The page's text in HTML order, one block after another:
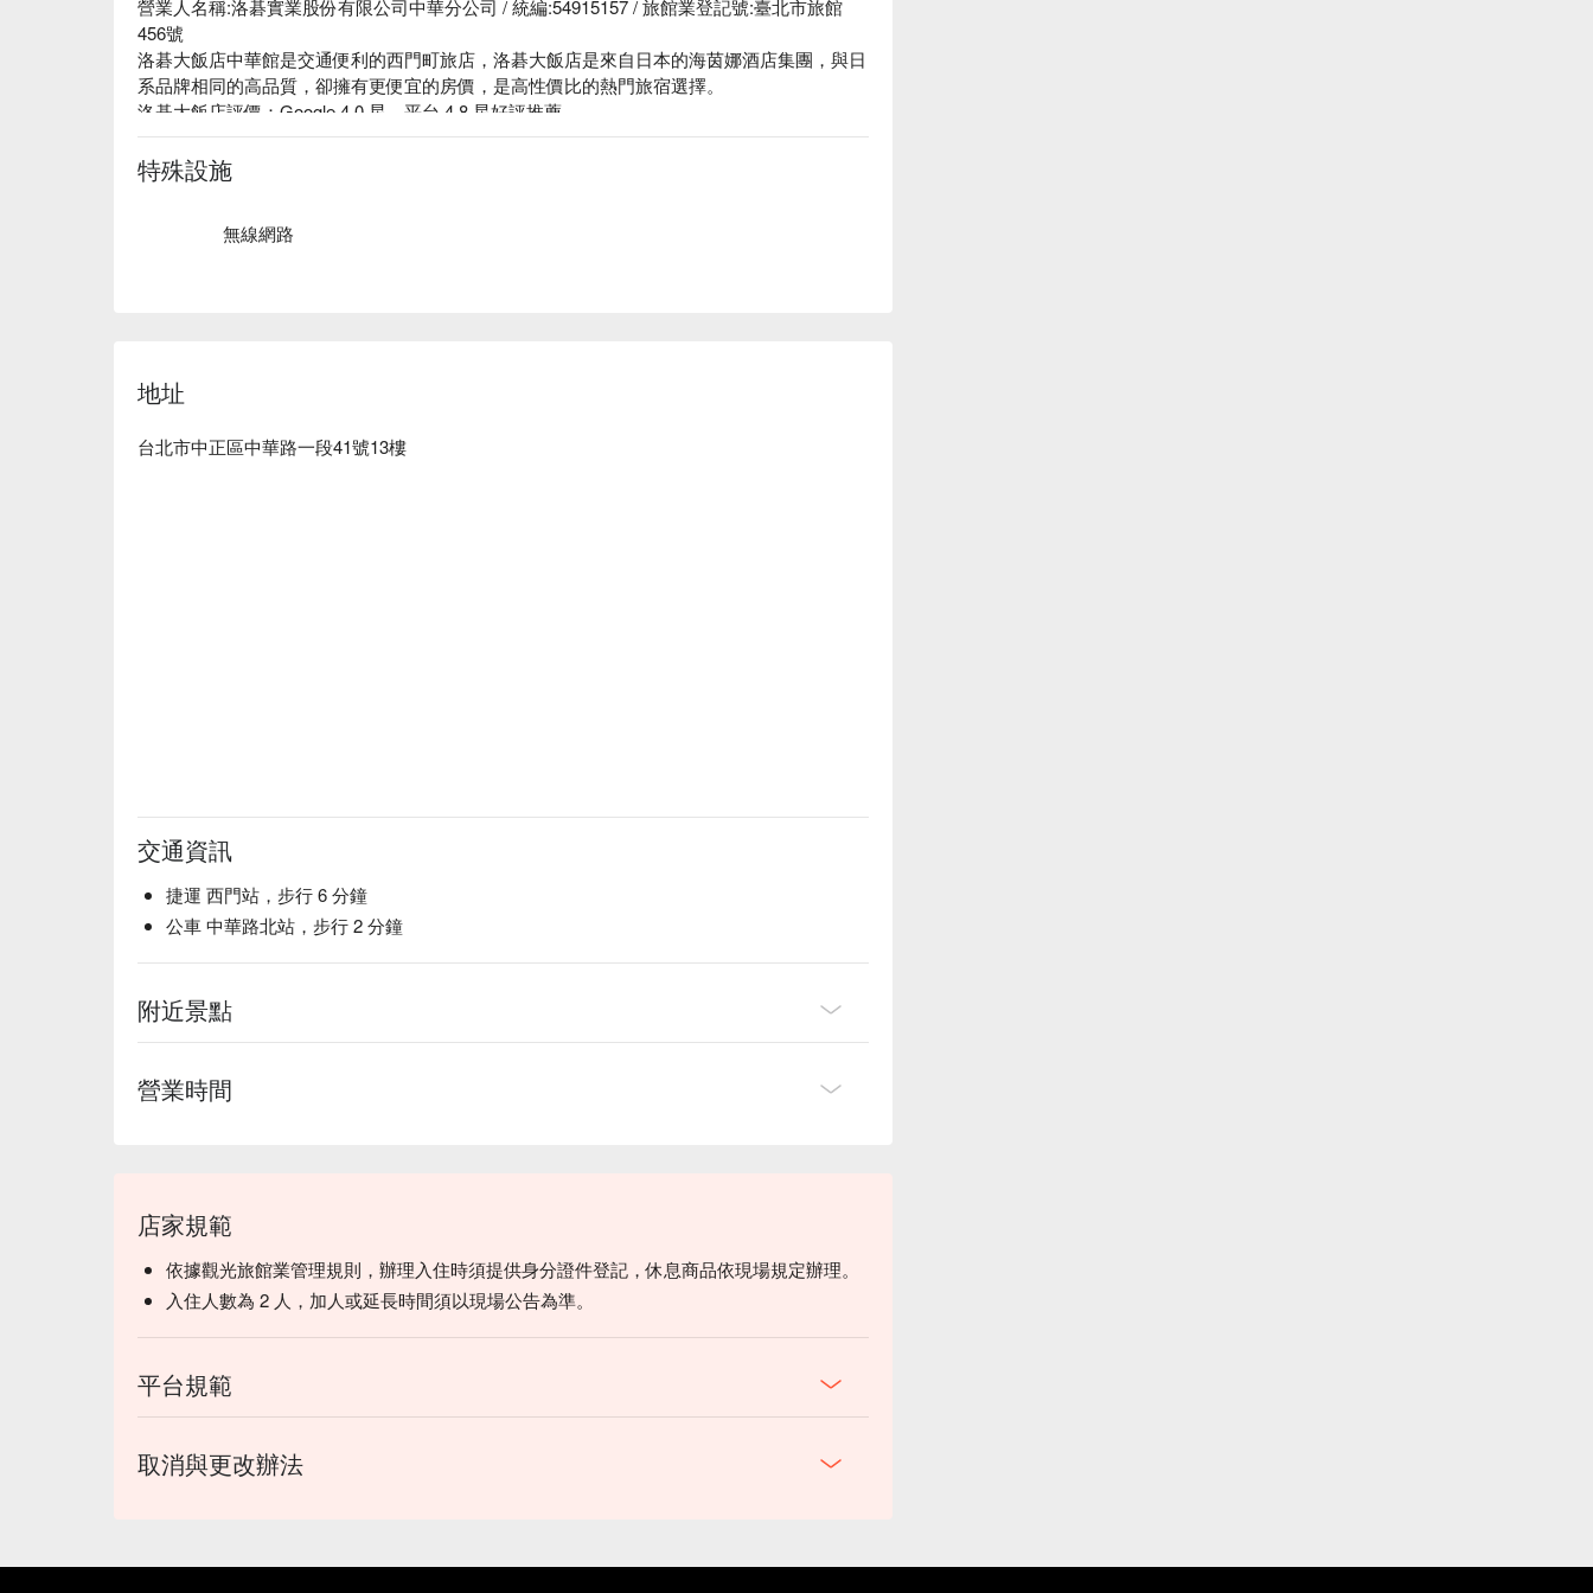
營業人名稱:洛碁實業股份有限公司中華分公司 / 統編:54915157 / 旅館業登記號:臺北市旅館
456號
洛碁大飯店中華館是交通便利的西門町旅店，洛碁大飯店是來自日本的海茵娜酒店集團，與日
系品牌相同的高品質，卻擁有更便宜的房價，是高性價比的熱門旅宿選擇。
洛碁大飯店評價：Google 4.0 星、平台 4.8 星好評推薦
洛碁大飯店推薦：距離捷運西門站 5 分鐘步行時間。結合現代風格與充滿童趣氛圍的設計，坐
落於充滿活力的西門町商圈。感受台北的活潑之餘，也為旅程添加了一點色彩。
洛碁大飯店中華館優惠、洛碁大飯店中華館住宿方案、洛碁大飯店中華館休息方案立刻查看⬇︎
特殊設施
無線網路
地址
台北市中正區中華路一段41號13樓
交通資訊
捷運 西門站，步行 6 分鐘
公車 中華路北站，步行 2 分鐘
附近景點
營業時間
店家規範
依據觀光旅館業管理規則，辦理入住時須提供身分證件登記，休息商品依現場規定辦理。
入住人數為 2 人，加人或延長時間須以現場公告為準。
平台規範
取消與更改辦法